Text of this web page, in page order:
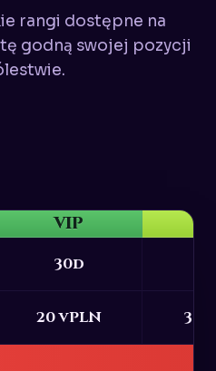
rangi dostępne na
godną swojej pozycji
VIP
30d
20 vPLN 30